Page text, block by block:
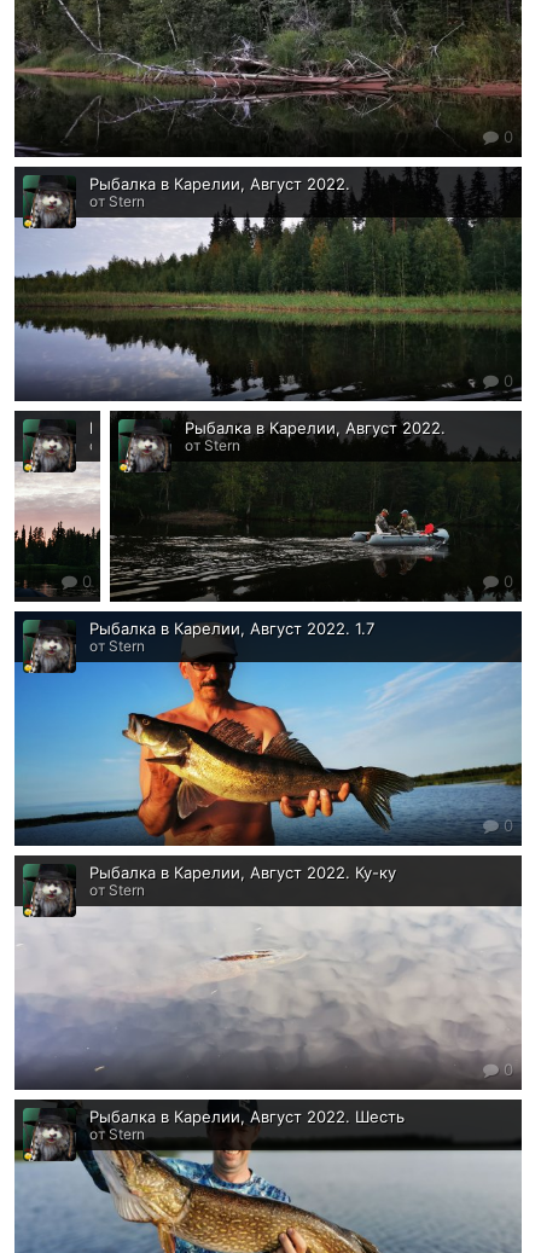
0
Рыбалка в Карелии, Август 2022.
от Stern
0
0
Рыбалка в Карелии, Август 2022.
от Stern
0
Рыбалка в Карелии, Август 2022. 1.7
от Stern
0
Рыбалка в Карелии, Август 2022. Ку-ку
от Stern
0
Рыбалка в Карелии, Август 2022. Шесть
от Stern